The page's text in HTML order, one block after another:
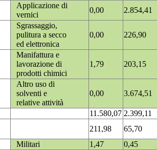
Applicazione di
vernici
0,00
2.854,41
Sgrassaggio,
pulitura a secco
ed elettronica
0,00 226,90
Manifattura e
lavorazione di
prodotti chimici
1,79 203,15
Altro uso di
solventi e
relative attività
0,00 3.674,51
11.580,07 2.399,11
211,98
65,70
Militari
1,47
0,45